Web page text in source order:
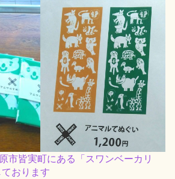
皆実町にある「スワンベーカリ
おります